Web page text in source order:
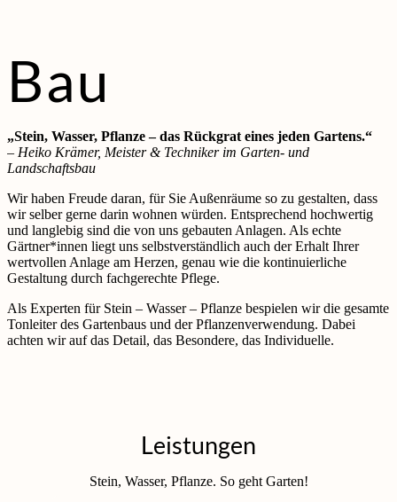
Bau
„Stein, Wasser, Pflanze – das Rückgrat eines jeden Gartens.“
– Heiko Krämer, Meister & Techniker im Garten- und
Landschaftsbau
Wir haben Freude daran, für Sie Außenräume so zu gestalten, dass
wir selber gerne darin wohnen würden. Entsprechend hochwertig
und langlebig sind die von uns gebauten Anlagen. Als echte
Gärtner*innen liegt uns selbstverständlich auch der Erhalt Ihrer
wertvollen Anlage am Herzen, genau wie die kontinuierliche
Gestaltung durch fachgerechte Pflege.
Als Experten für Stein – Wasser – Pflanze bespielen wir die gesamte
Tonleiter des Gartenbaus und der Pflanzenverwendung. Dabei
achten wir auf das Detail, das Besondere, das Individuelle.
Leistungen
Stein, Wasser, Pflanze. So geht Garten!